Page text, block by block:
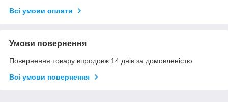
Всі умови оплати
Умови повернення
Повернення товару впродовж 14 днів за домовленістю
Всі умови повернення